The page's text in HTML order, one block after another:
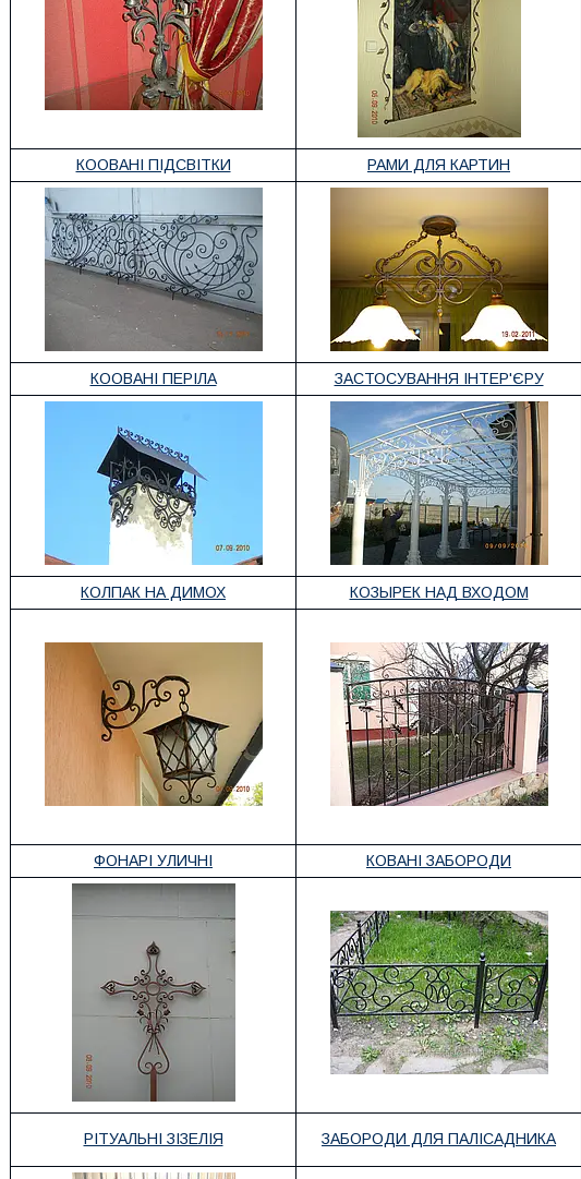
КООВАНІ ПІДСВІТКИ РАМИ ДЛЯ КАРТИН
КООВАНІ ПЕРІЛА ЗАСТОСУВАННЯ ІНТЕР'ЄРУ
КОЛПАК НА ДИМОХ КОЗЫРЕК НАД ВХОДОМ
ФОНАРІ УЛИЧНІ КОВАНІ ЗАБОРОДИ
РІТУАЛЬНІ ЗІЗЕЛІЯ ЗАБОРОДИ ДЛЯ ПАЛІСАДНИКА